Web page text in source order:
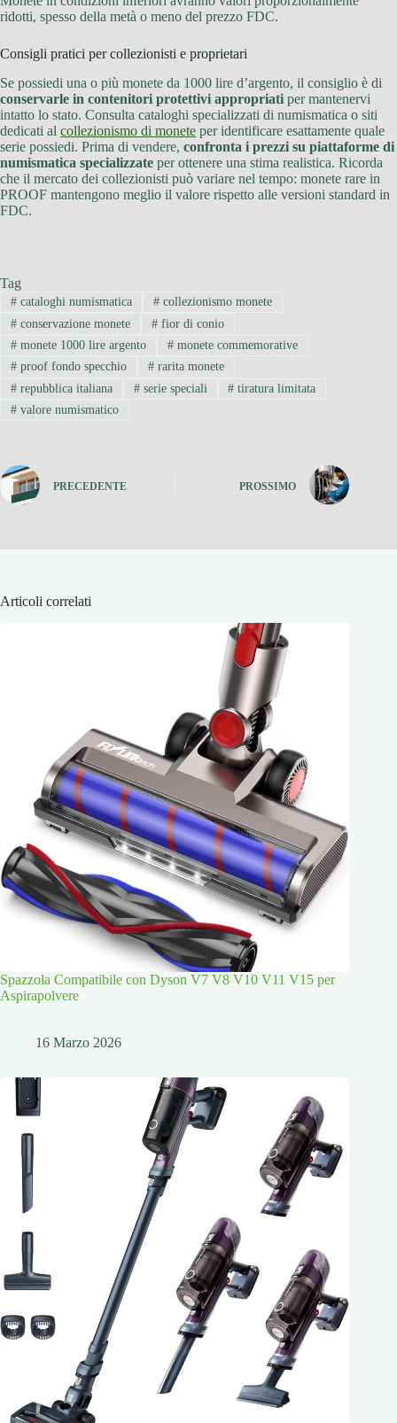
ridotti, spesso della metà o meno del prezzo FDC.
Consigli pratici per collezionisti e proprietari
Se possiedi una o più monete da 1000 lire d’argento, il consiglio è di
conservarle in contenitori protettivi appropriati per mantenervi
intatto lo stato. Consulta cataloghi specializzati di numismatica o siti
dedicati al collezionismo di monete per identificare esattamente quale
serie possiedi. Prima di vendere, confronta i prezzi su piattaforme di
numismatica specializzate per ottenere una stima realistica. Ricorda
che il mercato dei collezionisti può variare nel tempo: monete rare in
PROOF mantengono meglio il valore rispetto alle versioni standard in
FDC.
Tag
#cataloghi numismatica #collezionismo monete
#conservazione monete #fior di conio
#monete 1000 lire argento #monete commemorative
#proof fondo specchio #rarita monete
#repubblica italiana #serie speciali # tiratura limitata
#valore numismatico
PRECEDENTE PROSSIMO
Articoli correlati
Spazzola Compatibile con Dyson V7 V8 V10 V11 V15 per
Aspirapolvere
16 Marzo 2026